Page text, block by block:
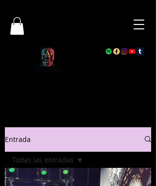
Entrada
Todas las entradas
Todas las entradas